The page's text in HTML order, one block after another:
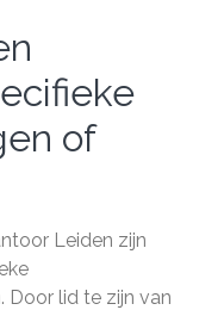
of
Leiden zijn
Door lid te zijn van